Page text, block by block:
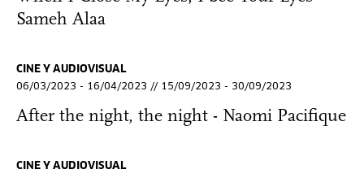
Sameh Alaa
CINE Y AUDIOVISUAL
06/03/2023 - 16/04/2023 // 15/09/2023 - 30/09/2023
After the night, the night - Naomi Pacifique
CINE Y AUDIOVISUAL